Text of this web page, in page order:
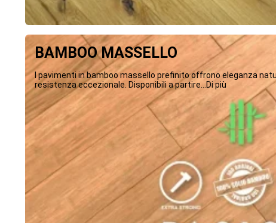
BAMBOO MASSELLO
I pavimenti in bamboo massello prefinito offrono eleganza
resistenza eccezionale. Disponibili a partire...Di più